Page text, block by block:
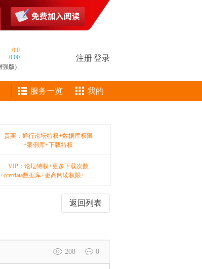
0.0
0.00
强版)
注册登录
服务一览 我的
贵宾：通行论坛特权+数据库权限
+案例库+下载特权
VIP：论坛特权+更多下载次数
+ccerdata数据库+更高阅读权限+……
返回列表
208 0